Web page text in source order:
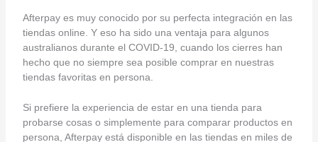
Afterpay es muy conocido por su perfecta integración en las
tiendas online. Y eso ha sido una ventaja para algunos
australianos durante el COVID-19, cuando los cierres han
hecho que no siempre sea posible comprar en nuestras
tiendas favoritas en persona.
Si prefiere la experiencia de estar en una tienda para
probarse cosas o simplemente para comparar productos en
persona, Afterpay está disponible en las tiendas en miles de